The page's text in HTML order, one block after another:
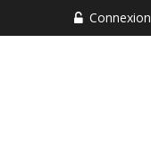
Connexion